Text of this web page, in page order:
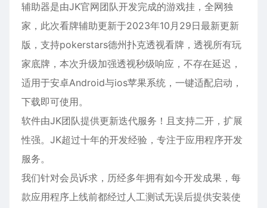
辅助器是由JK官网团队开发完成的游戏挂，全网独
家，此次看牌辅助更新于2023年10月29日最新更新
版，支持pokerstars德州扑克透视看牌，透视所有玩
家底牌，本次升级加强透视秒级响应，不存在延迟，
适用于安卓Android与ios苹果系统，一键适配启动，
下载即可使用。
软件由JK团队提供更新迭代服务！且支持二开，扩展
性强。JK超过十年的开发经验，专注于应用程序开发
服务。
我们针对会员诉求，历经多年拥有如今开发成果，每
款应用程序上线前都经过人工测试无误后提供安装使